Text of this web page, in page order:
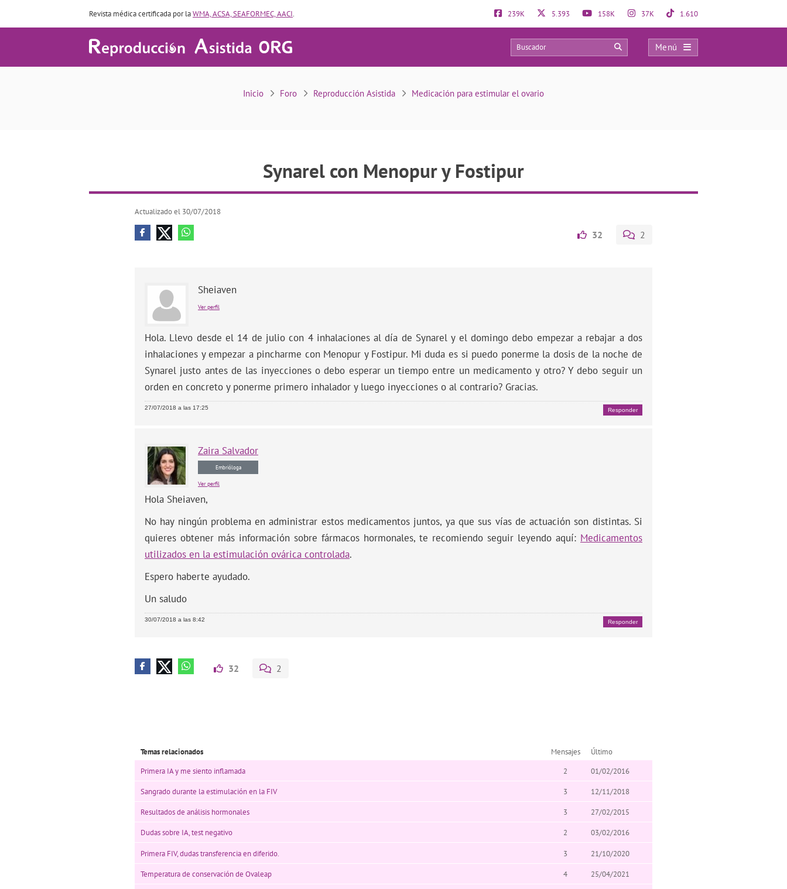
Revista médica certificada por laWMA, ACSA, SEAFORMEC, AACI. 239K 5.393 158K 37K 1.610
Menú
Synarel con Menopur y Fostipur
30 0
Inicio Foro Reproducción Asistida Medicación para estimular el ovario
Synarel con Menopur y Fostipur
Actualizado el 30/07/2018
32 2
Sheiaven
Ver perfil
Hola. Llevo desde el 14 de julio con 4 inhalaciones al día de Synarel y el domingo debo empezar a rebajar a dos
inhalaciones y empezar a pincharme con Menopur y Fostipur. Mi duda es si puedo ponerme la dosis de la noche de
Synarel justo antes de las inyecciones o debo esperar un tiempo entre un medicamento y otro? Y debo seguir un
orden en concreto y ponerme primero inhalador y luego inyecciones o al contrario? Gracias.
27/07/2018 a las 17:25 Responder
Zaira Salvador
Embrióloga
Ver perfil
Hola Sheiaven,
No hay ningún problema en administrar estos medicamentos juntos, ya que sus vías de actuación son distintas. Si
quieres obtener más información sobre fármacos hormonales, te recomiendo seguir leyendo aquí: Medicamentos
utilizados en la estimulación ovárica controlada.
Espero haberte ayudado.
Un saludo
30/07/2018 a las 8:42 Responder
32 2
Temas relacionados Mensajes
Último
Primera IA y me siento inflamada
2 01/02/2016
Sangrado durante la estimulación en la FIV 3 12/11/2018
Resultados de análisis hormonales 3 27/02/2015
Dudas sobre IA, test negativo 2 03/02/2016
Primera FIV, dudas transferencia en diferido. 3 21/10/2020
Temperatura de conservación de Ovaleap 4 25/04/2021